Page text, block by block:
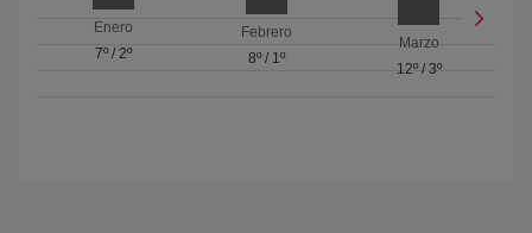
Enero
7º/ 2º
Febrero
8º/ 1º
Marzo
12º/ 3º